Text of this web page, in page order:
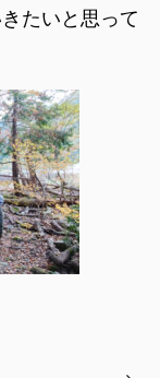
たいと思って